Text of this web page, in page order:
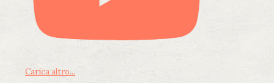
Carica altro...